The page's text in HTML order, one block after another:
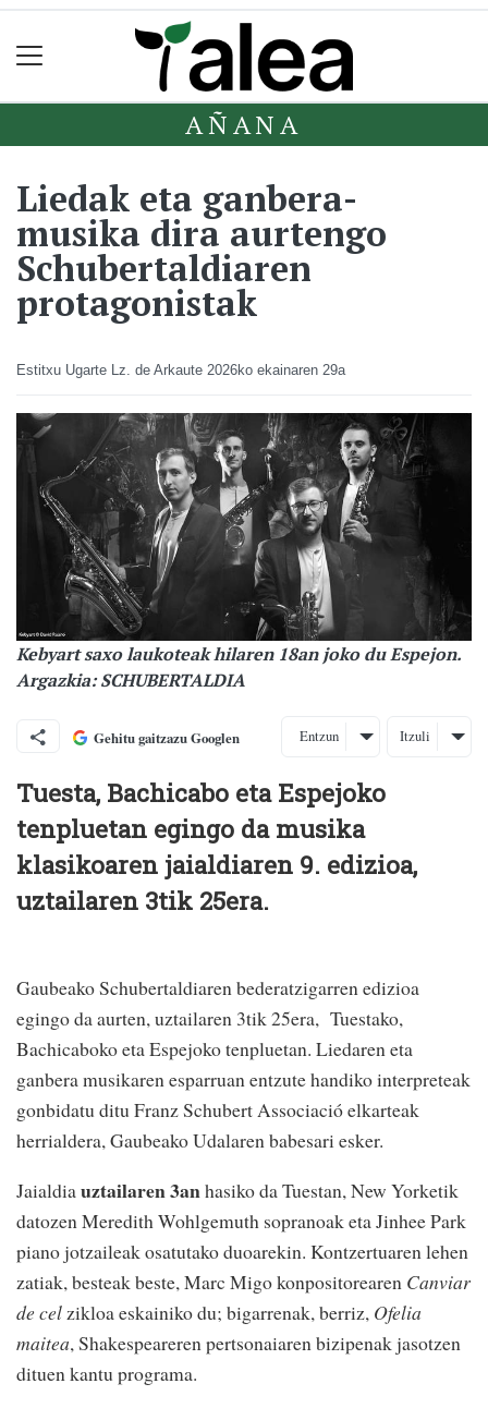
AÑANA
Liedak eta ganbera-
musika dira aurtengo
Schubertaldiaren
protagonistak
Estitxu Ugarte Lz. de Arkaute 2026ko ekainaren 29a
Kebyart saxo laukoteak hilaren 18an joko du Espejon.
Argazkia: SCHUBERTALDIA
Gehitu gaitzazu Googlen Entzun Itzuli
Tuesta, Bachicabo eta Espejoko
tenpluetan egingo da musika
klasikoaren jaialdiaren 9. edizioa,
uztailaren 3tik 25era.
Gaubeako Schubertaldiaren bederatzigarren edizioa
egingo da aurten, uztailaren 3tik 25era, Tuestako,
Bachicaboko eta Espejoko tenpluetan. Liedaren eta
ganbera musikaren esparruan entzute handiko interpreteak
gonbidatu ditu Franz Schubert Associació elkarteak
herrialdera, Gaubeako Udalaren babesari esker.
Jaialdiauztailaren 3anhasiko da Tuestan, New Yorketik
datozen Meredith Wohlgemuth sopranoak eta Jinhee Park
piano jotzaileak osatutako duoarekin. Kontzertuaren lehen
zatiak, besteak beste, Marc Migo konpositorearen Canviar
de celzikloa eskainiko du; bigarrenak, berriz, Ofelia
maitea, Shakespeareren pertsonaiaren bizipenak jasotzen
dituen kantu programa.